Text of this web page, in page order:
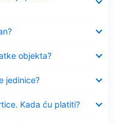
objekta?
jedinice?
Kada ću platiti?